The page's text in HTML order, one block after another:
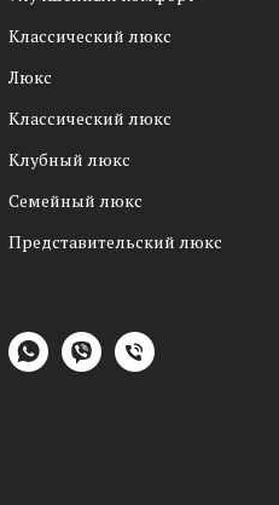
Классический люкс
Люкс
Классический люкс
Клубный люкс
Семейный люкс
Представительский люкс